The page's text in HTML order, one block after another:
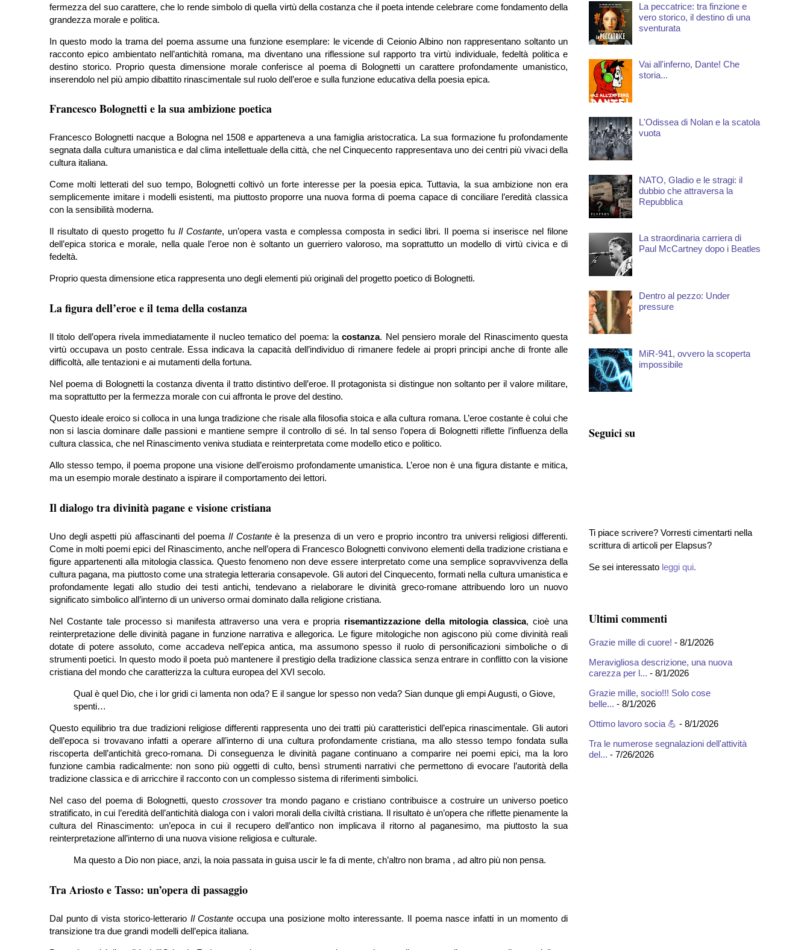
fermezza del suo carattere, che lo rende simbolo di quella virtù della costanza che il poeta intende celebrare come fondamento della
grandezza morale e politica.
In questo modo la trama del poema assume una funzione esemplare: le vicende di Ceionio Albino non rappresentano soltanto un
racconto epico ambientato nell’antichità romana, ma diventano una riflessione sul rapporto tra virtù individuale, fedeltà politica e
destino storico. Proprio questa dimensione morale conferisce al poema di Bolognetti un carattere profondamente umanistico,
inserendolo nel più ampio dibattito rinascimentale sul ruolo dell’eroe e sulla funzione educativa della poesia epica.
Francesco Bolognetti e la sua ambizione poetica
Francesco Bolognetti nacque a Bologna nel 1508 e apparteneva a una famiglia aristocratica. La sua formazione fu profondamente
segnata dalla cultura umanistica e dal clima intellettuale della città, che nel Cinquecento rappresentava uno dei centri più vivaci della
cultura italiana.
Come molti letterati del suo tempo, Bolognetti coltivò un forte interesse per la poesia epica. Tuttavia, la sua ambizione non era
semplicemente imitare i modelli esistenti, ma piuttosto proporre una nuova forma di poema capace di conciliare l’eredità classica
con la sensibilità moderna.
Il risultato di questo progetto fu Il Costante, un’opera vasta e complessa composta in sedici libri. Il poema si inserisce nel filone
dell’epica storica e morale, nella quale l’eroe non è soltanto un guerriero valoroso, ma soprattutto un modello di virtù civica e di
fedeltà.
Proprio questa dimensione etica rappresenta uno degli elementi più originali del progetto poetico di Bolognetti.
La figura dell’eroe e il tema della costanza
Il titolo dell’opera rivela immediatamente il nucleo tematico del poema: lacostanza. Nel pensiero morale del Rinascimento questa
virtù occupava un posto centrale. Essa indicava la capacità dell’individuo di rimanere fedele ai propri principi anche di fronte alle
difficoltà, alle tentazioni e ai mutamenti della fortuna.
Nel poema di Bolognetti la costanza diventa il tratto distintivo dell’eroe. Il protagonista si distingue non soltanto per il valore militare,
ma soprattutto per la fermezza morale con cui affronta le prove del destino.
Questo ideale eroico si colloca in una lunga tradizione che risale alla filosofia stoica e alla cultura romana. L’eroe costante è colui che
non si lascia dominare dalle passioni e mantiene sempre il controllo di sé. In tal senso l’opera di Bolognetti riflette l’influenza della
cultura classica, che nel Rinascimento veniva studiata e reinterpretata come modello etico e politico.
Allo stesso tempo, il poema propone una visione dell’eroismo profondamente umanistica. L’eroe non è una figura distante e mitica,
ma un esempio morale destinato a ispirare il comportamento dei lettori.
Il dialogo tra divinità pagane e visione cristiana
Uno degli aspetti più affascinanti del poema Il Costanteè la presenza di un vero e proprio incontro tra universi religiosi differenti.
Come in molti poemi epici del Rinascimento, anche nell’opera di Francesco Bolognetti convivono elementi della tradizione cristiana e
figure appartenenti alla mitologia classica. Questo fenomeno non deve essere interpretato come una semplice sopravvivenza della
cultura pagana, ma piuttosto come una strategia letteraria consapevole. Gli autori del Cinquecento, formati nella cultura umanistica e
profondamente legati allo studio dei testi antichi, tendevano a rielaborare le divinità greco-romane attribuendo loro un nuovo
significato simbolico all’interno di un universo ormai dominato dalla religione cristiana.
Nel Costante tale processo si manifesta attraverso una vera e propria risemantizzazione della mitologia classica, cioè una
reinterpretazione delle divinità pagane in funzione narrativa e allegorica. Le figure mitologiche non agiscono più come divinità reali
dotate di potere assoluto, come accadeva nell’epica antica, ma assumono spesso il ruolo di personificazioni simboliche o di
strumenti poetici. In questo modo il poeta può mantenere il prestigio della tradizione classica senza entrare in conflitto con la visione
cristiana del mondo che caratterizza la cultura europea del XVI secolo.
Qual è quel Dio, che i lor gridi ci lamenta non oda? E il sangue lor spesso non veda? Sian dunque gli empi Augusti, o Giove,
spenti…
Questo equilibrio tra due tradizioni religiose differenti rappresenta uno dei tratti più caratteristici dell’epica rinascimentale. Gli autori
dell’epoca si trovavano infatti a operare all’interno di una cultura profondamente cristiana, ma allo stesso tempo fondata sulla
riscoperta dell’antichità greco-romana. Di conseguenza le divinità pagane continuano a comparire nei poemi epici, ma la loro
funzione cambia radicalmente: non sono più oggetti di culto, bensì strumenti narrativi che permettono di evocare l’autorità della
tradizione classica e di arricchire il racconto con un complesso sistema di riferimenti simbolici.
Nel caso del poema di Bolognetti, questo crossovertra mondo pagano e cristiano contribuisce a costruire un universo poetico
stratificato, in cui l’eredità dell’antichità dialoga con i valori morali della civiltà cristiana. Il risultato è un’opera che riflette pienamente la
cultura del Rinascimento: un’epoca in cui il recupero dell’antico non implicava il ritorno al paganesimo, ma piuttosto la sua
reinterpretazione all’interno di una nuova visione religiosa e culturale.
Ma questo a Dio non piace, anzi, la noia passata in guisa uscir le fa di mente, ch’altro non brama , ad altro più non pensa.
Tra Ariosto e Tasso: un’opera di passaggio
Dal punto di vista storico-letterario Il Costante occupa una posizione molto interessante. Il poema nasce infatti in un momento di
transizione tra due grandi modelli dell’epica italiana.
La peccatrice: tra finzione e
vero storico, il destino di una
sventurata
Vai all'inferno, Dante! Che
storia...
L'Odissea di Nolan e la scatola
vuota
NATO, Gladio e le stragi: il
dubbio che attraversa la
Repubblica
La straordinaria carriera di
Paul McCartney dopo i Beatles
Dentro al pezzo: Under
pressure
MiR-941, ovvero la scoperta
impossibile
Seguici su
Ti piace scrivere? Vorresti cimentarti nella
scrittura di articoli per Elapsus?
Se sei interessato leggi qui.
Ultimi commenti
Grazie mille di cuore! - 8/1/2026
Meravigliosa descrizione, una nuova
carezza per l... - 8/1/2026
Grazie mille, socio!!! Solo cose
belle... - 8/1/2026
Ottimo lavoro socia 💪 - 8/1/2026
Tra le numerose segnalazioni dell'attività
del... - 7/26/2026